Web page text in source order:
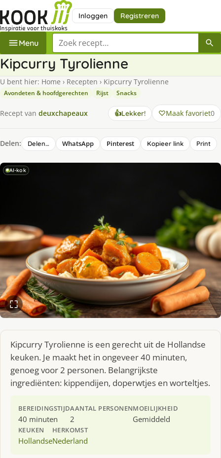
Inloggen Registreren
Menu Zoek een recept
Kipcurry Tyrolienne
U bent hier: Home › Recepten › Kipcurry Tyrolienne
Avondeten & hoofdgerechten Rijst Snacks
Recept van deuxchapeaux 👍Lekker! Maak favoriet0
Delen: Delen… WhatsApp Pinterest Kopieer link Print
AI-kok
Kipcurry Tyrolienne is een gerecht uit de Hollandse
keuken. Je maakt het in ongeveer 40 minuten,
genoeg voor 2 personen. Belangrijkste
ingrediënten: kippendijen, doperwtjes en worteltjes.
BEREIDINGSTIJD
40 minuten
AANTAL PERSONEN
2
MOEILIJKHEID
Gemiddeld
KEUKEN
Hollandse
HERKOMST
Nederland